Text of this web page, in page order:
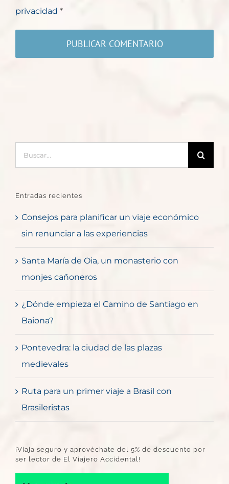
privacidad *
Entradas recientes
Consejos para planificar un viaje económico
sin renunciar a las experiencias
Santa María de Oia, un monasterio con
monjes cañoneros
¿Dónde empieza el Camino de Santiago en
Baiona?
Pontevedra: la ciudad de las plazas
medievales
Ruta para un primer viaje a Brasil con
Brasileristas
¡Viaja seguro y aprovéchate del 5% de descuento por
ser lector de El Viajero Accidental!